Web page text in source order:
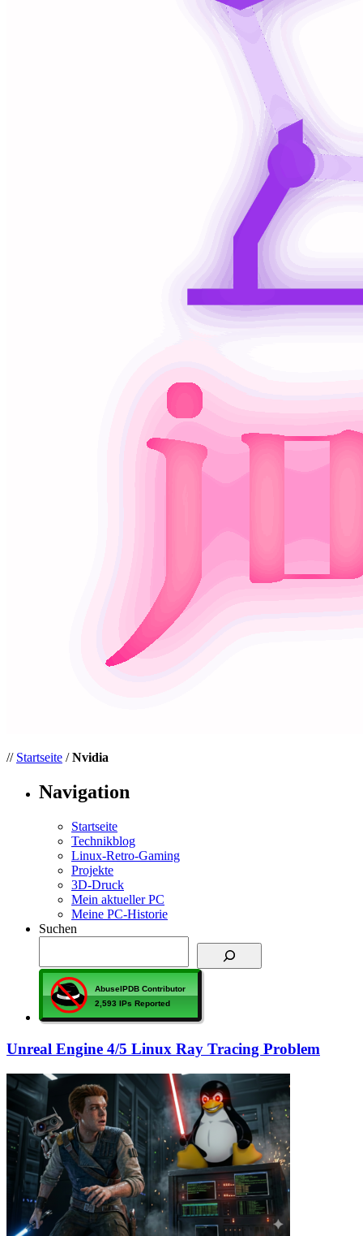
// Startseite /Nvidia
Navigation
Startseite
Technikblog
Linux-Retro-Gaming
Projekte
3D-Druck
Mein aktueller PC
Meine PC-Historie
Suchen
Unreal Engine 4/5 Linux Ray Tracing Problem